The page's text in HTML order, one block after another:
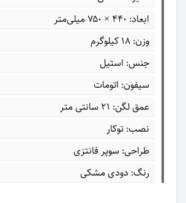
ابعاد: ۴۴۰ × ۷۵۰ میلی‌متر
وزن: 18 کیلوگرم
جنس: استیل
سیفون: اتومات
عمق لگن: 21 سانتی متر
نصب: توکار
طراحی: سوپر فانتزی
رنگ: دودی مشکی